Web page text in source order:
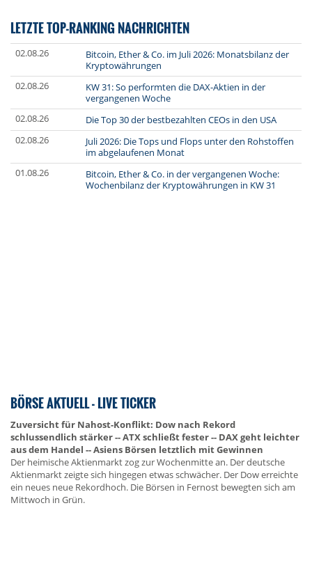
LETZTE TOP-RANKING NACHRICHTEN
02.08.26
Bitcoin, Ether & Co. im Juli 2026: Monatsbilanz der
Kryptowährungen
02.08.26
KW 31: So performten die DAX-Aktien in der
vergangenen Woche
02.08.26
Die Top 30 der bestbezahlten CEOs in den USA
02.08.26
Juli 2026: Die Tops und Flops unter den Rohstoffen
im abgelaufenen Monat
01.08.26
Bitcoin, Ether & Co. in der vergangenen Woche:
Wochenbilanz der Kryptowährungen in KW 31
BÖRSE AKTUELL - LIVE TICKER
Zuversicht für Nahost-Konflikt: Dow nach Rekord
schlussendlich stärker -- ATX schließt fester -- DAX geht leichter
aus dem Handel -- Asiens Börsen letztlich mit Gewinnen
Der heimische Aktienmarkt zog zur Wochenmitte an. Der deutsche
Aktienmarkt zeigte sich hingegen etwas schwächer. Der Dow erreichte
ein neues neue Rekordhoch. Die Börsen in Fernost bewegten sich am
Mittwoch in Grün.